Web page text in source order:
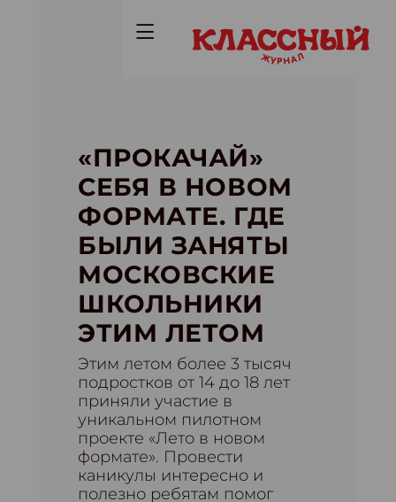
«ПРОКАЧАЙ»
СЕБЯ В НОВОМ
ФОРМАТЕ. ГДЕ
БЫЛИ ЗАНЯТЫ
МОСКОВСКИЕ
ШКОЛЬНИКИ
ЭТИМ ЛЕТОМ
Этим летом более 3 тысяч
подростков от 14 до 18 лет
приняли участие в
уникальном пилотном
проекте «Лето в новом
формате». Провести
каникулы интересно и
полезно ребятам помог